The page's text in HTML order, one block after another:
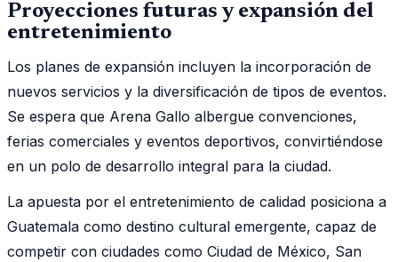
Proyecciones futuras y expansión del
entretenimiento
Los planes de expansión incluyen la incorporación de
nuevos servicios y la diversificación de tipos de eventos.
Se espera que Arena Gallo albergue convenciones,
ferias comerciales y eventos deportivos, convirtiéndose
en un polo de desarrollo integral para la ciudad.
La apuesta por el entretenimiento de calidad posiciona a
Guatemala como destino cultural emergente, capaz de
competir con ciudades como Ciudad de México, San